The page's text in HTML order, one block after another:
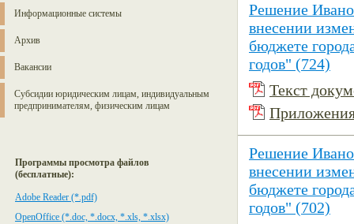
Информационные системы
Архив
Вакансии
Субсидии юридическим лицам, индивидуальным
предпринимателям, физическим лицам
Программы просмотра файлов
(бесплатные):
Adobe Reader (*.pdf)
OpenOffice (*.doc, *.docx, *.xls, *.xlsx)
Решение
внесении
бюджете
годов" (724)
Текст
Решение
внесении
бюджете
годов" (702)